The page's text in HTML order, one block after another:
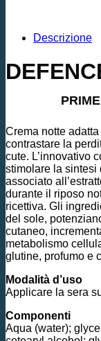
Descrizione
PRIME
Crema notte
contrastare la
cute. L’innovativo
stimolare la
associato
durante il riposo
ricettiva. Gli
del sole,
cutaneo,
metabolismo
glutine, profumo e
Modalità d’uso
Applicare la sera
Componenti
Aqua (water);